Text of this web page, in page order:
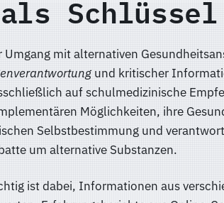
als Schlüssel
Umgang mit alternativen
und kritischer
auf schulmedizinische
Möglichkeiten, ihre
Selbstbestimmung und
um alternative Substanzen.
ist dabei, Informationen aus